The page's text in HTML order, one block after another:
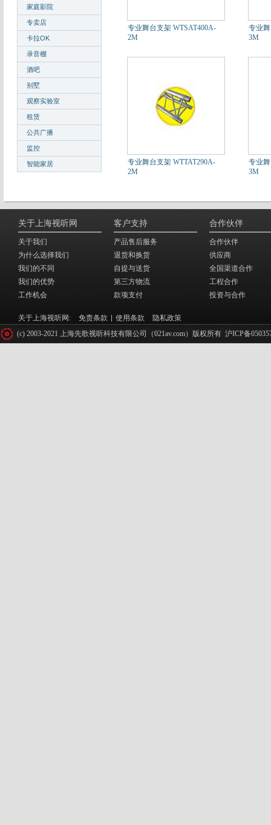
家庭影院
专卖店
卡拉OK
录音棚
酒吧
别墅
观察实验室
租赁
公共广播
监控
智能家居
专业舞台支架 WTSAT400A-
2M
专业
3M
专业舞台支架 WTTAT290A-
2M
专业
3M
关于上海视听网
关于我们
为什么选择我们
我们的不同
我们的优势
工作机会
客户支持
产品售后服务
退货和换货
自提与送货
第三方物流
款项支付
合作伙伴
合作伙伴
供应商
全国渠道合作
工程合作
投资与合作
关于上海视听网: 免责条款 使用条款
隐私政策
(c) 2003-2021 上海先歌视听科技有限公司（021av.com）版权所有 沪ICP备